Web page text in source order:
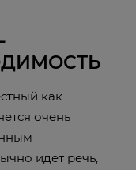
как
очень
идет речь,